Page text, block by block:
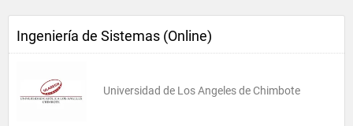
Ingeniería de Sistemas (Online)
Universidad de Los Angeles de Chimbote